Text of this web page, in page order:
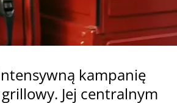
kampanię
Jej centralnym